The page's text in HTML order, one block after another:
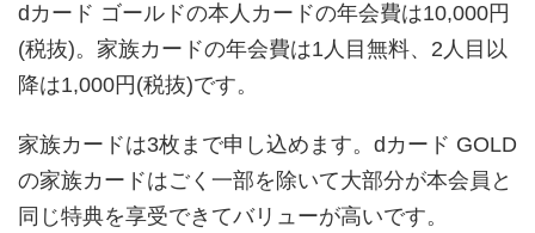
dカード ゴールドの本人カードの年会費は10,000円
(税抜)。家族カードの年会費は1人目無料、2人目以
降は1,000円(税抜)です。
家族カードは3枚まで申し込めます。dカード GOLD
の家族カードはごく一部を除いて大部分が本会員と
同じ特典を享受できてバリューが高いです。